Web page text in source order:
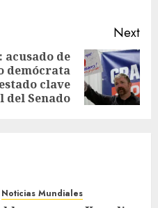
Next
acusado de
demócrata
clave
Senado
Noticias Mundiales